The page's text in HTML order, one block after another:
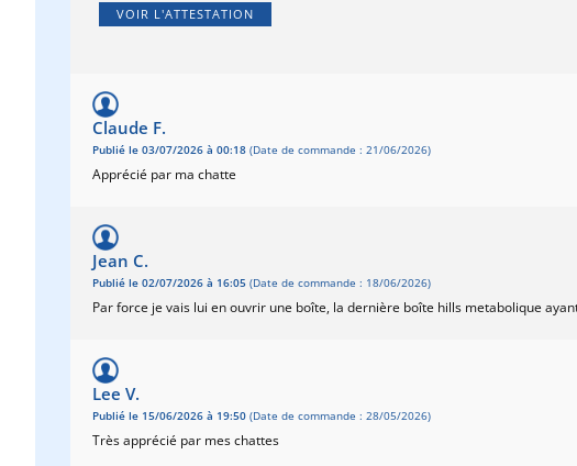
VOIR L'ATTESTATION
Claude F.
Publié le 03/07/2026 à 00:18 (Date de commande : 21/06/2026)
Apprécié par ma chatte
Jean C.
Publié le 02/07/2026 à 16:05 (Date de commande : 18/06/2026)
Par force je vais lui en ouvrir une boîte, la dernière boîte hills metabolique
Lee V.
Publié le 15/06/2026 à 19:50 (Date de commande : 28/05/2026)
Très apprécié par mes chattes